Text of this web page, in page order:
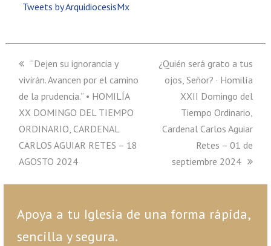
Tweets by ArquidiocesisMx
previous
post:
“Dejen su ignorancia y
vivirán. Avancen por el camino
de la prudencia.” • HOMILÍA
XX DOMINGO DEL TIEMPO
ORDINARIO, CARDENAL
CARLOS AGUIAR RETES – 18
AGOSTO 2024
next
post:
¿Quién será grato a tus
ojos, Señor? · Homilía
XXII Domingo del
Tiempo Ordinario,
Cardenal Carlos Aguiar
Retes – 01 de
septiembre 2024
Apoya a tu Iglesia de una forma rápida,
sencilla y segura.